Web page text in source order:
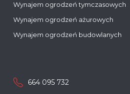
Wynajem ogrodzeń tymczasowych
Wynajem ogrodzeń ażurowych
Wynajem ogrodzeń budowlanych
664 095 732